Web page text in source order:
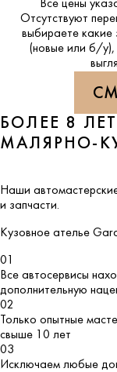
Все цены
Отсутствуют
выбираете какие
(новые или б/у),
БОЛЕЕ 8
МАЛЯРНО-
Наши
и запчасти.
Кузовное ателье
01
Все автосервисы
дополнительную
02
Только опытные
свыше 10 лет
03
Исключаем любые